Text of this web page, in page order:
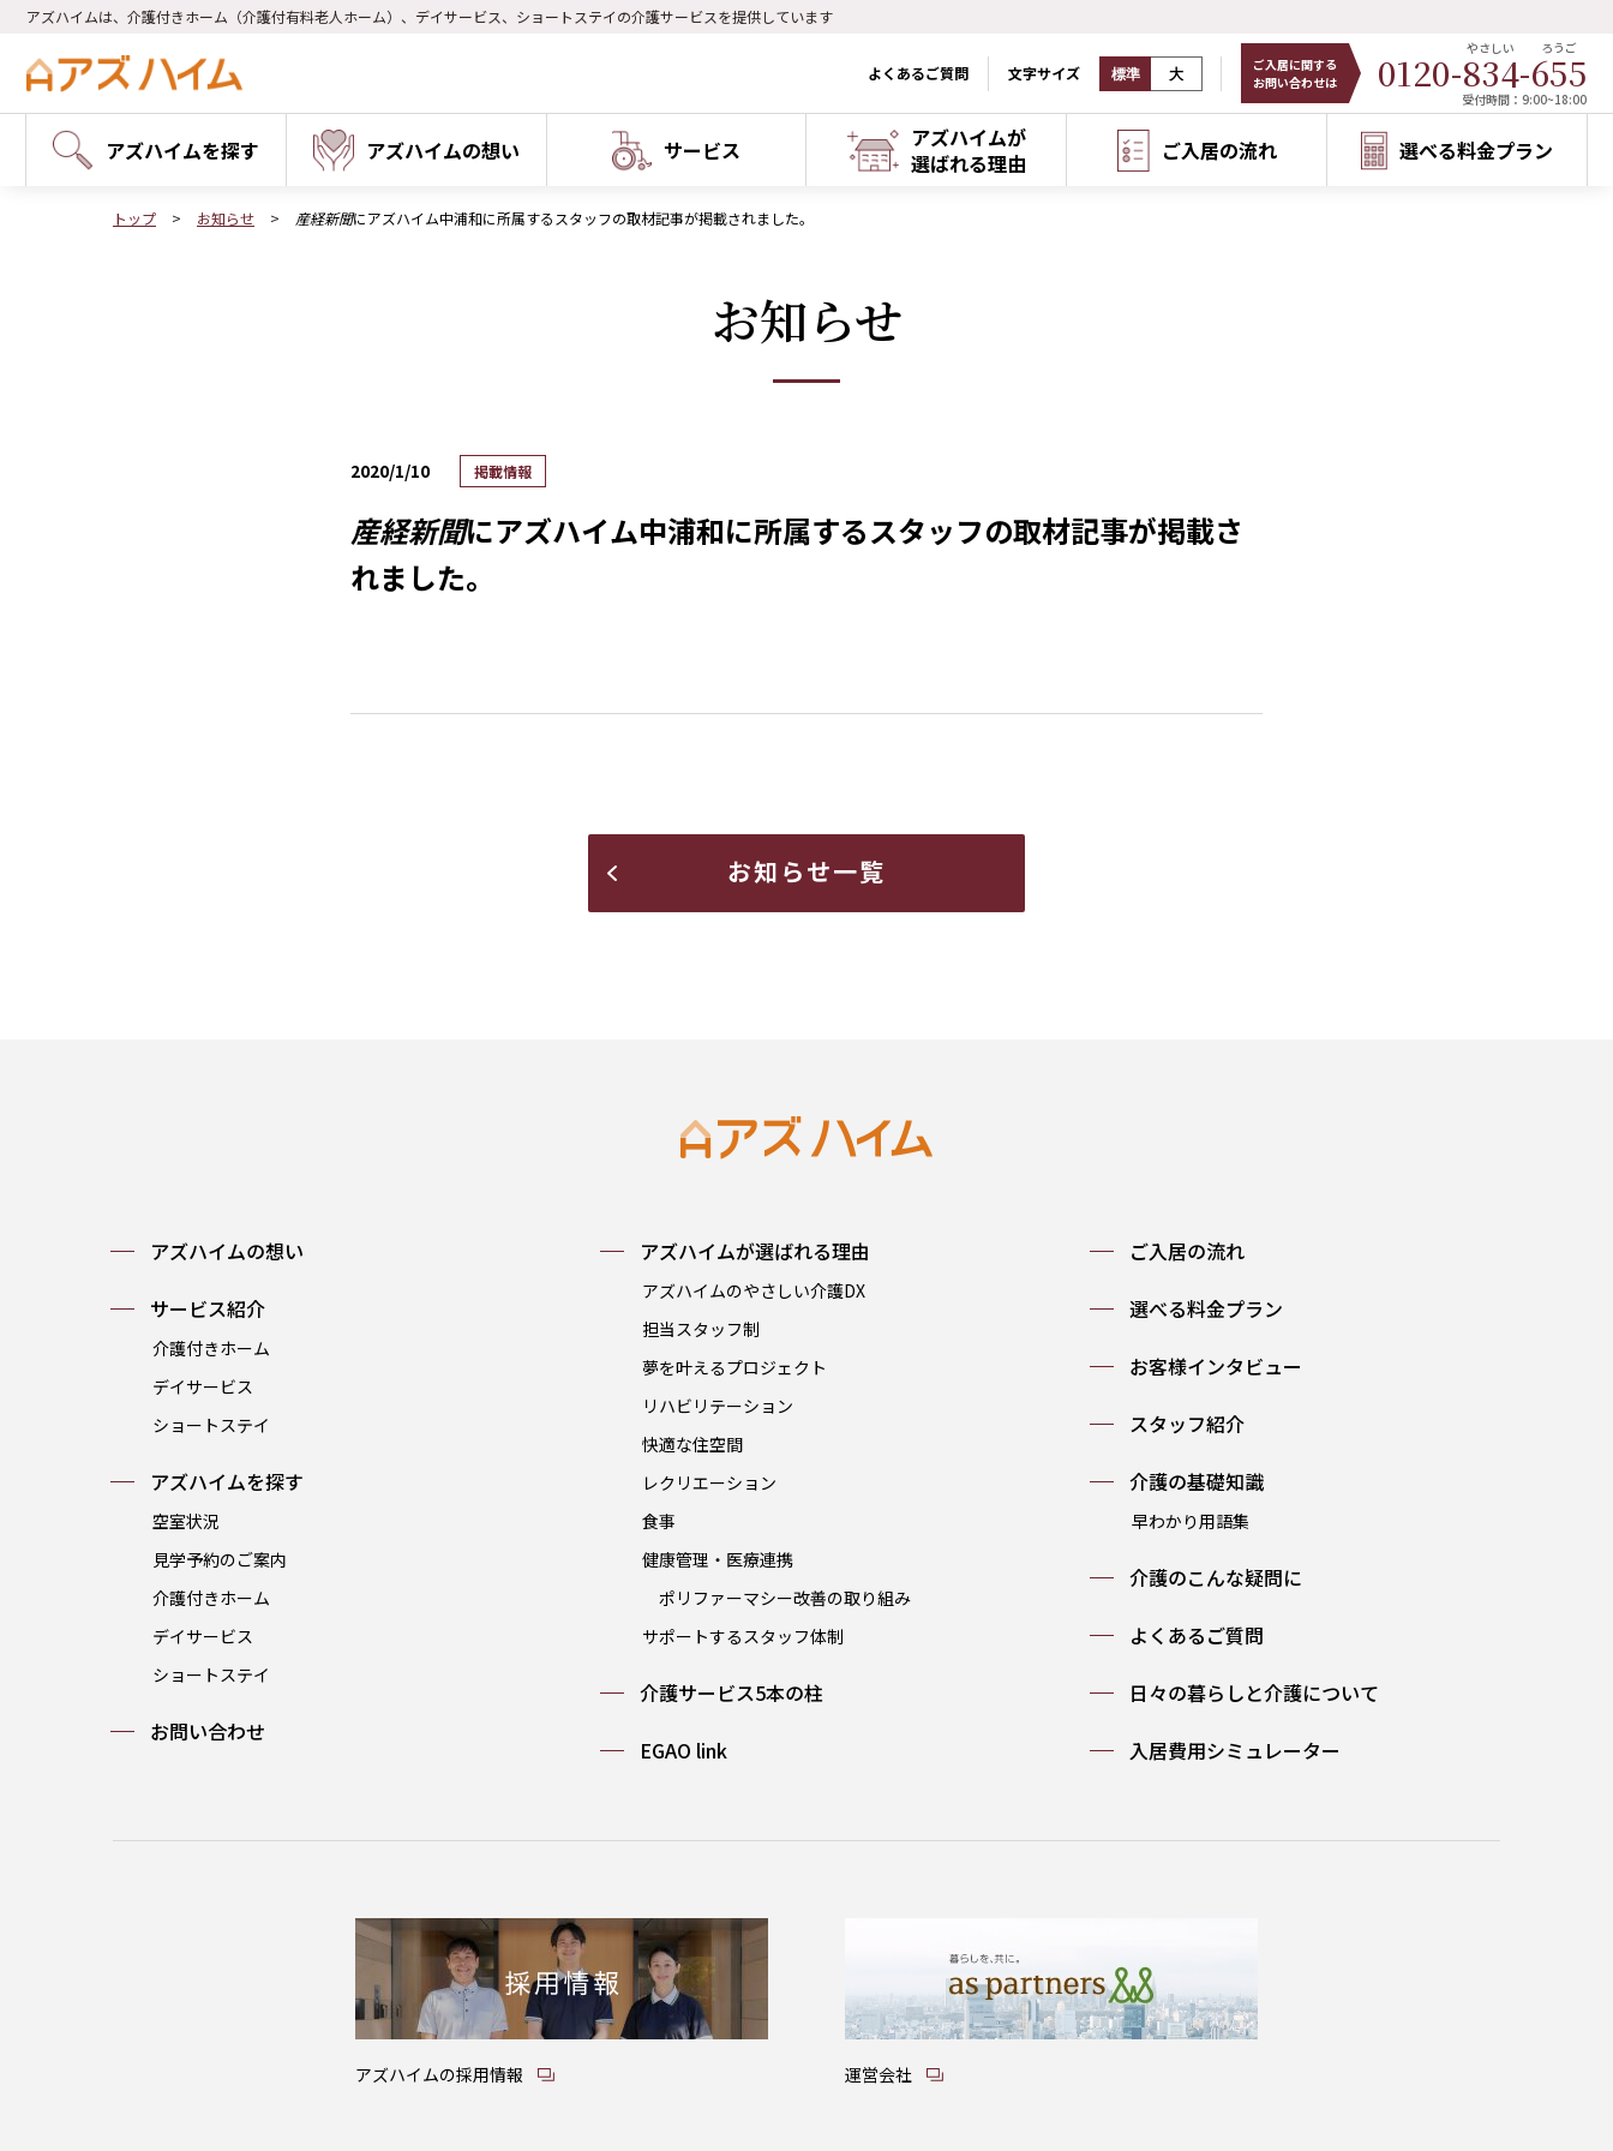
アズハイムは、介護付きホーム（介護付有料老人ホーム）、デイサービス、ショートステイの介護サービスを提供しています
よくあるご質問 文字サイズ 標準 大
ご入居に関する
お問い合わせは
0120-834
やさしい
-655
ろうご
受付時間：9:00~18:00
アズハイムを探す アズハイムの想い サービス
アズハイムが
選ばれる理由
ご入居の流れ 選べる料金プラン
トップ お知らせ 産経新聞にアズハイム中浦和に所属するスタッフの取材記事が掲載されました。
お知らせ
2020/1/10 掲載情報
産経新聞にアズハイム中浦和に所属するスタッフの取材記事が掲載さ
れました。
お知らせ一覧
アズハイムの想い
サービス紹介
介護付きホーム
デイサービス
ショートステイ
アズハイムを探す
空室状況
見学予約のご案内
介護付きホーム
デイサービス
ショートステイ
お問い合わせ
アズハイムが選ばれる理由
アズハイムのやさしい介護DX
担当スタッフ制
夢を叶えるプロジェクト
リハビリテーション
快適な住空間
レクリエーション
食事
健康管理・医療連携
ポリファーマシー改善の取り組み
サポートするスタッフ体制
介護サービス5本の柱
EGAO link
ご入居の流れ
選べる料金プラン
お客様インタビュー
スタッフ紹介
介護の基礎知識
早わかり用語集
介護のこんな疑問に
よくあるご質問
日々の暮らしと介護について
入居費用シミュレーター
アズハイムの採用情報 運営会社